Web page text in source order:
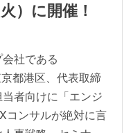
）に開催！
社である
都港区、代表取締
者向けに「エンジ
コンサルが絶対に言